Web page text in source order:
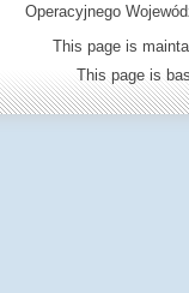
Operacyjnego
This page is
This page is